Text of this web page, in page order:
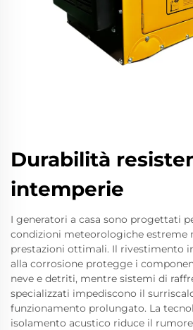
Durabilità
intemperie
I generatori a casa sono progettati
condizioni meteorologiche estreme
prestazioni ottimali. Il rivestimento
alla corrosione protegge i
neve e detriti, mentre sistemi di
specializzati impediscono il
funzionamento prolungato. La
isolamento acustico riduce il